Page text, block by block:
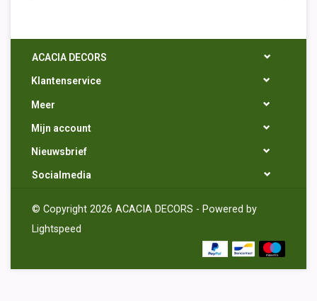
ACACIA DECORS
Klantenservice
Meer
Mijn account
Nieuwsbrief
Socialmedia
© Copyright 2026 ACACIA DECORS - Powered by
Lightspeed